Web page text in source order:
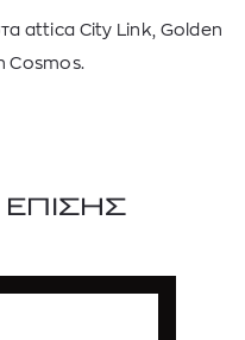
attica City Link, Golden
Cosmos.